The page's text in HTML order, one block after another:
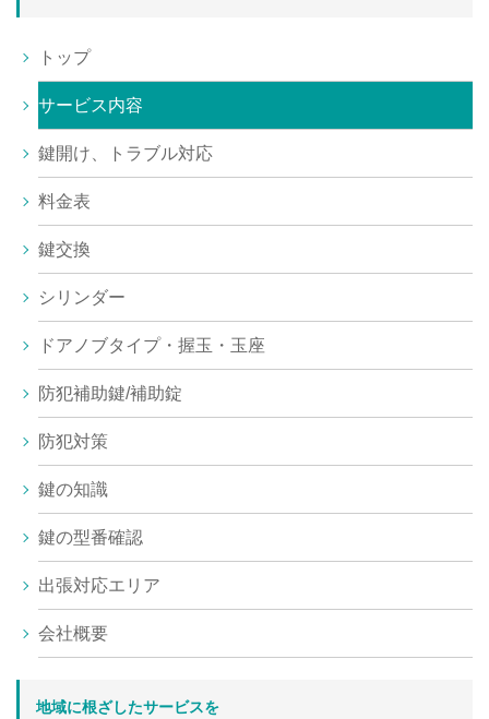
トップ
サービス内容
鍵開け、トラブル対応
料金表
鍵交換
シリンダー
ドアノブタイプ・握玉・玉座
防犯補助鍵/補助錠
防犯対策
鍵の知識
鍵の型番確認
出張対応エリア
会社概要
地域に根ざしたサービスを